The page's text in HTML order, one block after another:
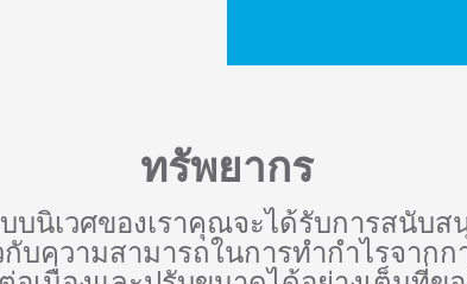
ทรัพยากร
นิเวศของเราคุณจะได้รับการสนับ
บความสามารถในการทำกำไรจาก